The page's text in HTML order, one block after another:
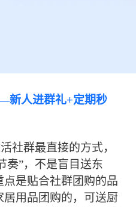
人进群礼+定期秒
社群最直接的方式，
奏”，不是盲目送东
是贴合社群团购的品
用品团购的，可送厨